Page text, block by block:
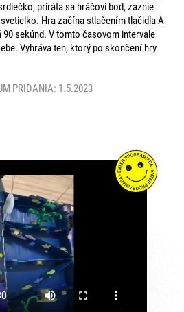
priráta sa hráčovi bod, zaznie
Hra začína stlačením tlačidla A
sekúnd. V tomto časovom intervale
Vyhráva ten, ktorý po skončení hry
PRIDANIA: 1.5.2023